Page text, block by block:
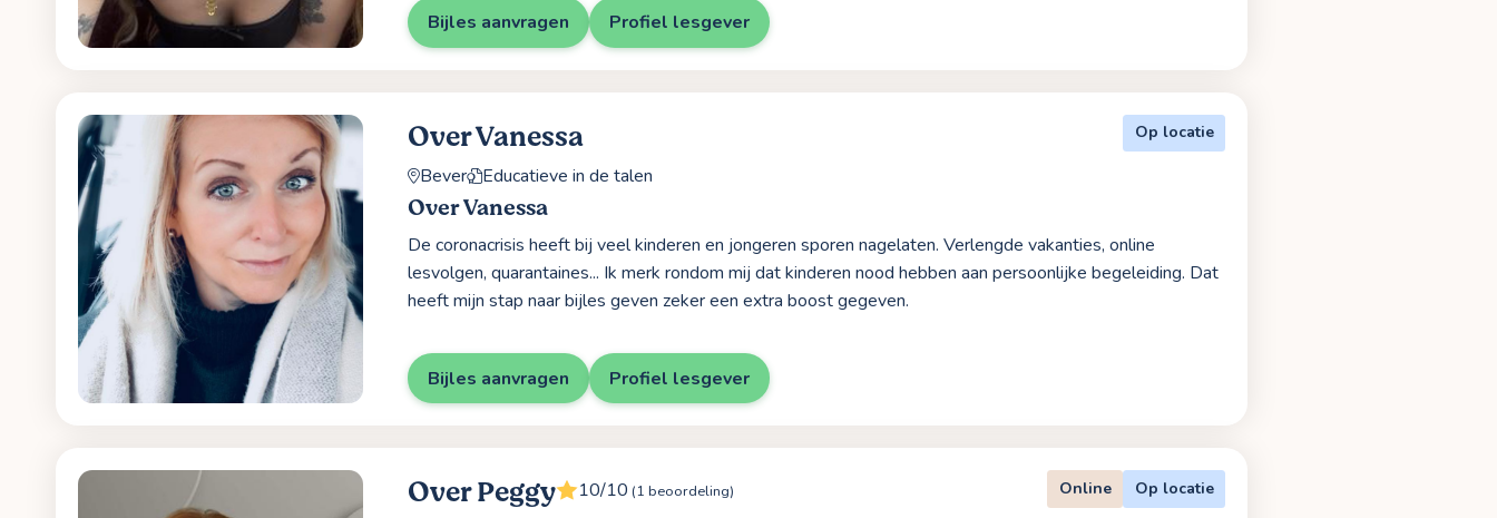
Bijles aanvragen Profiel lesgever
Over Vanessa Op locatie
Bever Educatieve in de talen
Over Vanessa
De coronacrisis heeft bij veel kinderen en jongeren sporen nagelaten. Verlengde vakanties, online
lesvolgen, quarantaines... Ik merk rondom mij dat kinderen nood hebben aan persoonlijke begeleiding. Dat
heeft mijn stap naar bijles geven zeker een extra boost gegeven.
Bijles aanvragen Profiel lesgever
Over Peggy 10/10 (1 beoordeling) Online Op locatie